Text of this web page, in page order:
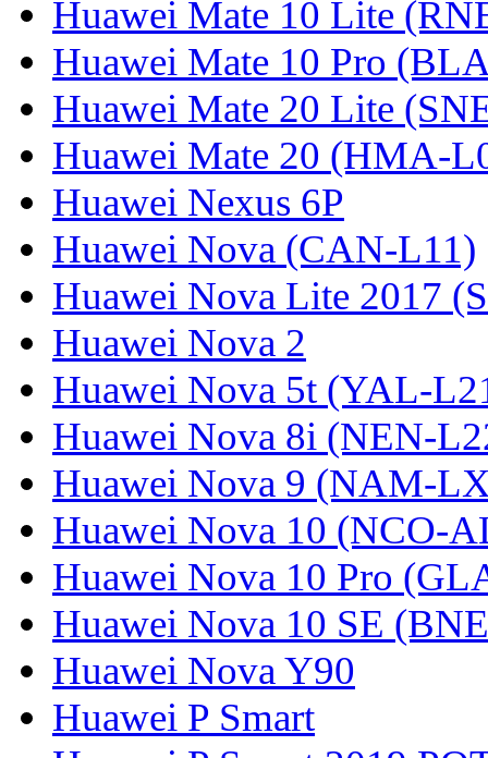
Huawei Mate 10 Lite
Huawei Mate 10 Pro
Huawei Mate 20 Lite
Huawei Mate 20 (HMA-
Huawei Nexus 6P
Huawei Nova (CAN-L11)
Huawei Nova Lite 2017
Huawei Nova 2
Huawei Nova 5t (YAL-
Huawei Nova 8i (NEN-
Huawei Nova 9 (NAM-
Huawei Nova 10 (NCO-
Huawei Nova 10 Pro
Huawei Nova 10 SE
Huawei Nova Y90
Huawei P Smart